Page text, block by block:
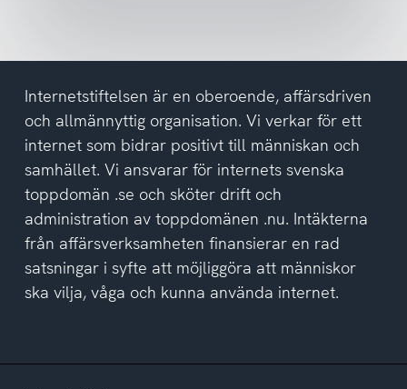
del
av
integritetspolicyn
Internetstiftelsen är en oberoende, affärsdriven
och allmännyttig organisation. Vi verkar för ett
internet som bidrar positivt till människan och
samhället. Vi ansvarar för internets svenska
toppdomän .se och sköter drift och
administration av toppdomänen .nu. Intäkterna
från affärsverksamheten finansierar en rad
satsningar i syfte att möjliggöra att människor
ska vilja, våga och kunna använda internet.